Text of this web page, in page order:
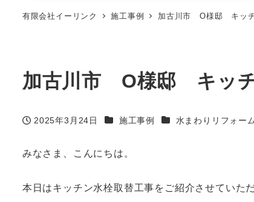
有限会社イーリンク 施工事例 加古川市 O様邸 キッチ
加古川市 O様邸 キッチ
投稿日
2025年3月24日 カテゴリー
施工事例 カテゴリー
水まわりリフォーム
みなさま、こんにちは。
本日はキッチン水栓取替工事をご紹介させていた